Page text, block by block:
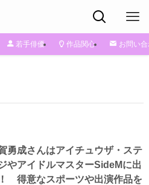
若手俳優 作品関心 お問い
勇成さんはアイチュウザ・ステ
やアイドルマスターSideMに出
得意なスポーツや出演作品を